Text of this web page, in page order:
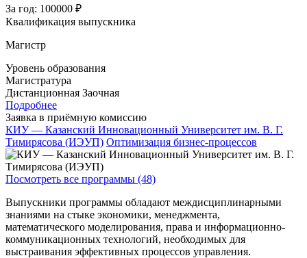
За год: 100000 ₽
Квалификация выпускника
Магистр
Уровень образования
Магистратура
Дистанционная Заочная
Подробнее
Заявка в приёмную комиссию
КИУ — Казанский Инновационный Университет им. В. Г.
Тимирясова (ИЭУП) Оптимизация бизнес-процессов
Посмотреть все программы (48)
Выпускники программы обладают междисциплинарными
знаниями на стыке экономики, менеджмента,
математического моделирования, права и информационно-
коммуникационных технологий, необходимых для
выстраивания эффективных процессов управления.